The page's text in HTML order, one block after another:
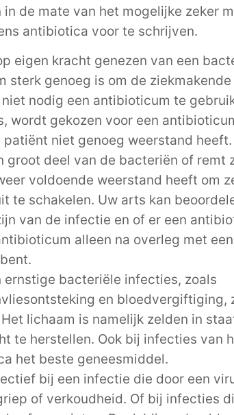
de mate van het mogelijke zeker
antibiotica voor te schrijven.
eigen kracht genezen van een
sterk genoeg is om de
nodig een antibioticum te
wordt gekozen voor een
niet genoeg weerstand heeft.
groot deel van de bacteriën of remt
voldoende weerstand heeft om
te schakelen. Uw arts kan
van de infectie en of er een
alleen na overleg met
ernstige bacteriële infecties, zoals
en bloedvergiftiging,
lichaam is namelijk zelden in
te herstellen. Ook bij infecties van
het beste geneesmiddel.
bij een infectie die door een
of verkoudheid. Of bij infecties